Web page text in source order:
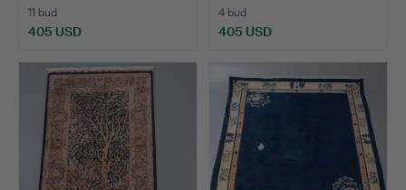
11 bud
405 USD
4 bud
405 USD